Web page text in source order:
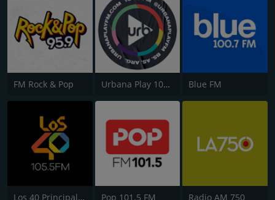
FM Rock & Pop Urbana Play 104.3 FM Blue FM
Los 40 Principales Pop 101.5 FM Radio AM 750